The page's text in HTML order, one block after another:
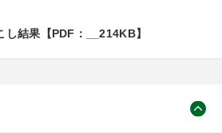
し結果【PDF：__214KB】